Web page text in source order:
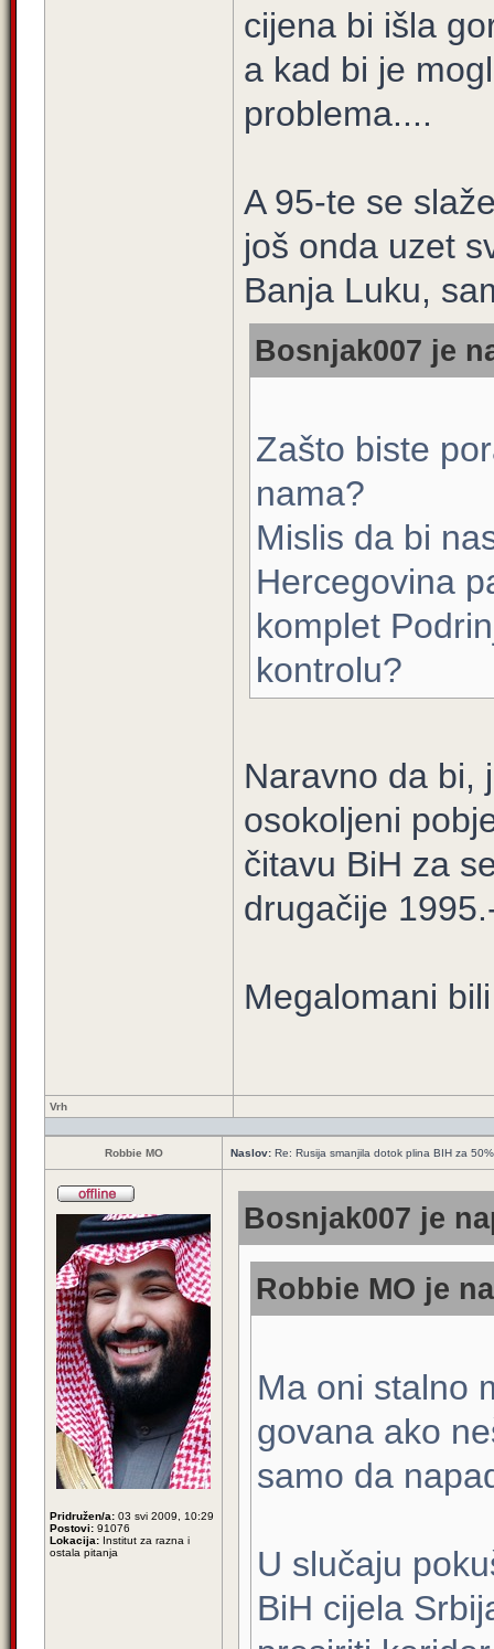
cijena bi išla
a kad bi je
problema....
A 95-te se
još onda uzet
Banja Luku,
Bosnjak007 je
Zašto biste
nama?
Mislis da bi
Hercegovina
komplet
kontrolu?
Naravno da bi,
osokoljeni
čitavu BiH za
drugačije
Megalomani
Vrh
Robbie MO Naslov: Re: Rusija smanjila dotok plina BIH za 50%
Pridružen/a: 03 svi 2009, 10:29
Postovi: 91076
Lokacija: Institut za razna i
ostala pitanja
Bosnjak007 je
Robbie MO je
Ma oni stalno
govana ako
samo da
U slučaju
BiH cijela